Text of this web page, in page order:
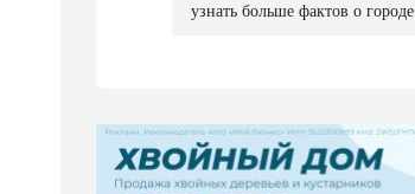
узнать больше фактов о городе